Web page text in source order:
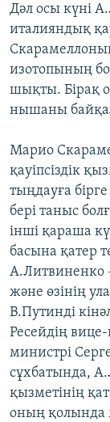
Дәл осы күні
италияндық
изотопының
шықты. Бірақ
нышаны
Марио
қауіпсіздік
тыңдауға
бері таныс
інші қараша
басына қатер
А.Литвиненко
және өзінің
В.Путинді
Ресейдің
министрі
сұхбатында,
қызметінің
оның қолында